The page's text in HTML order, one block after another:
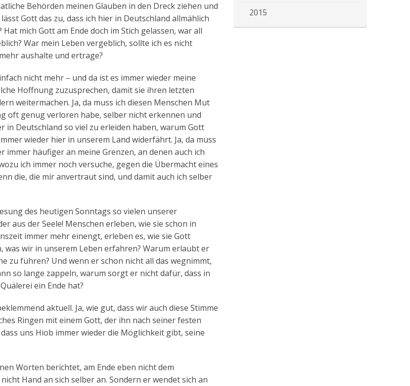
Behörden meinen Glauben in den Dreck ziehen und
Gott das zu, dass ich hier in Deutschland allmählich
mich Gott am Ende doch im Stich gelassen, war all
War mein Leben vergeblich, sollte ich es nicht
aushalte und ertrage?
nicht mehr – und da ist es immer wieder meine
Hoffnung zuzusprechen, damit sie ihren letzten
weitermachen. Ja, da muss ich diesen Menschen Mut
oft genug verloren habe, selber nicht erkennen und
Deutschland so viel zu erleiden haben, warum Gott
wieder hier in unserem Land widerfährt. Ja, da muss
immer häufiger an meine Grenzen, an denen auch ich
ich immer noch versuche, gegen die Übermacht eines
die, die mir anvertraut sind, und damit auch ich selber
des heutigen Sonntags so vielen unserer
aus der Seele! Menschen erleben, wie sie schon in
immer mehr einengt, erleben es, wie sie Gott
wir in unserem Leben erfahren? Warum erlaubt er
zu führen? Und wenn er schon nicht all das wegnimmt,
so lange zappeln, warum sorgt er nicht dafür, dass in
ein Ende hat?
aktuell. Ja, wie gut, dass wir auch diese Stimme
Ringen mit einem Gott, der ihn nach seiner festen
uns Hiob immer wieder die Möglichkeit gibt, seine
Worten berichtet, am Ende eben nicht dem
Hand an sich selber an. Sondern er wendet sich an
2015